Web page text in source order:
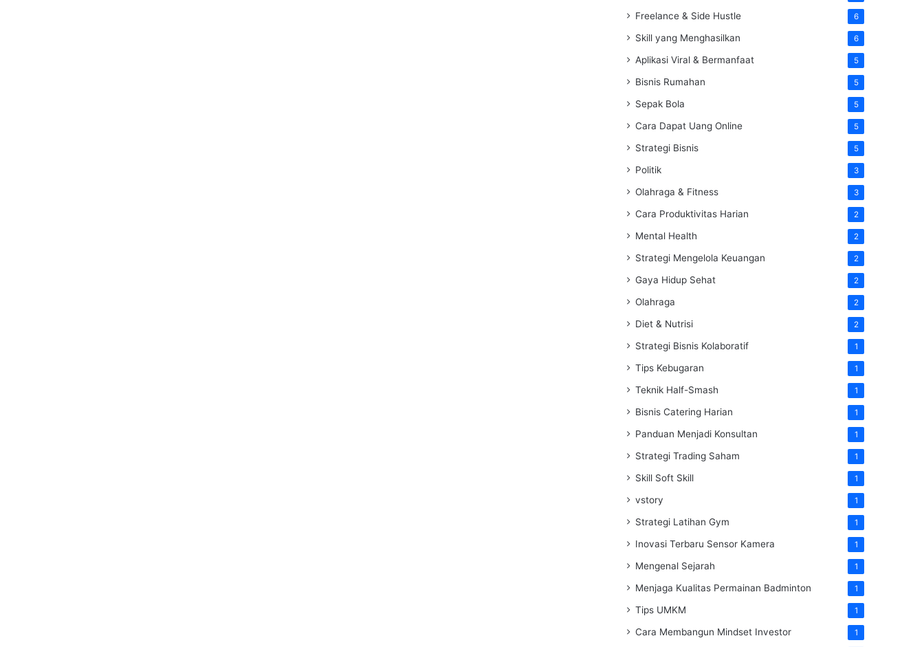
Freelance & Side Hustle 6
Skill yang Menghasilkan 6
Aplikasi Viral & Bermanfaat 5
Bisnis Rumahan 5
Sepak Bola 5
Cara Dapat Uang Online 5
Strategi Bisnis 5
Politik 3
Olahraga & Fitness 3
Cara Produktivitas Harian 2
Mental Health 2
Strategi Mengelola Keuangan 2
Gaya Hidup Sehat 2
Olahraga 2
Diet & Nutrisi 2
Strategi Bisnis Kolaboratif 1
Tips Kebugaran 1
Teknik Half-Smash 1
Bisnis Catering Harian 1
Panduan Menjadi Konsultan 1
Strategi Trading Saham 1
Skill Soft Skill 1
vstory 1
Strategi Latihan Gym 1
Inovasi Terbaru Sensor Kamera 1
Mengenal Sejarah 1
Menjaga Kualitas Permainan Badminton 1
Tips UMKM 1
Cara Membangun Mindset Investor 1